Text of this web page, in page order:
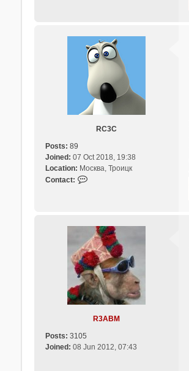
RC3C
Posts: 89
Joined: 07 Oct 2018, 19:38
Location: Москва, Троицк
Contact:
c
t
R
C
3
C
R3ABM
Posts: 3105
Joined: 08 Jun 2012, 07:43